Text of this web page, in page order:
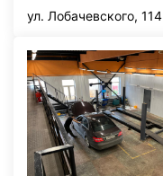
ул. Лобачевского, 114